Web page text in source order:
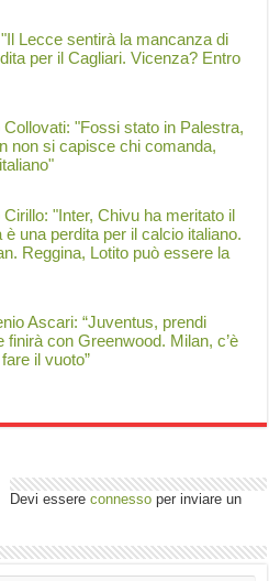
Lecce sentirà la mancanza di
per il Cagliari. Vicenza? Entro
"Fossi stato in Palestra,
non si capisce chi comanda,
"Inter, Chivu ha meritato il
una perdita per il calcio italiano.
Reggina, Lotito può essere la
Ascari: “Juventus, prendi
con Greenwood. Milan, c’è
il vuoto”
Devi essereconnesso per inviare un